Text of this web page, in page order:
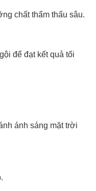
chất thẩm thấu sâu.
để đạt kết quả tối
ánh sáng mặt trời